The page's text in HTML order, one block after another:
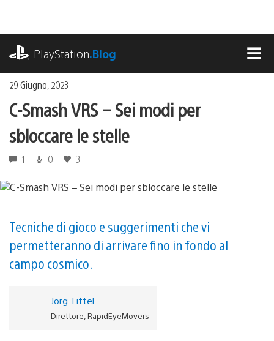
contenuto
PlayStation.Blog
29 Giugno, 2023
C-Smash VRS – Sei modi per
sbloccare le stelle
1 0 3
Tecniche di gioco e suggerimenti che vi
permetteranno di arrivare fino in fondo al
campo cosmico.
Jörg Tittel
Direttore, RapidEyeMovers